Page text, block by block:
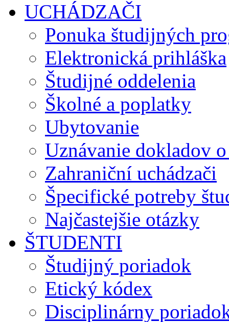
UCHÁDZAČI
Ponuka študijných
Elektronická prihláška
Študijné oddelenia
Školné a poplatky
Ubytovanie
Uznávanie dokladov
Zahraniční uchádzači
Špecifické potreby
Najčastejšie otázky
ŠTUDENTI
Študijný poriadok
Etický kódex
Disciplinárny